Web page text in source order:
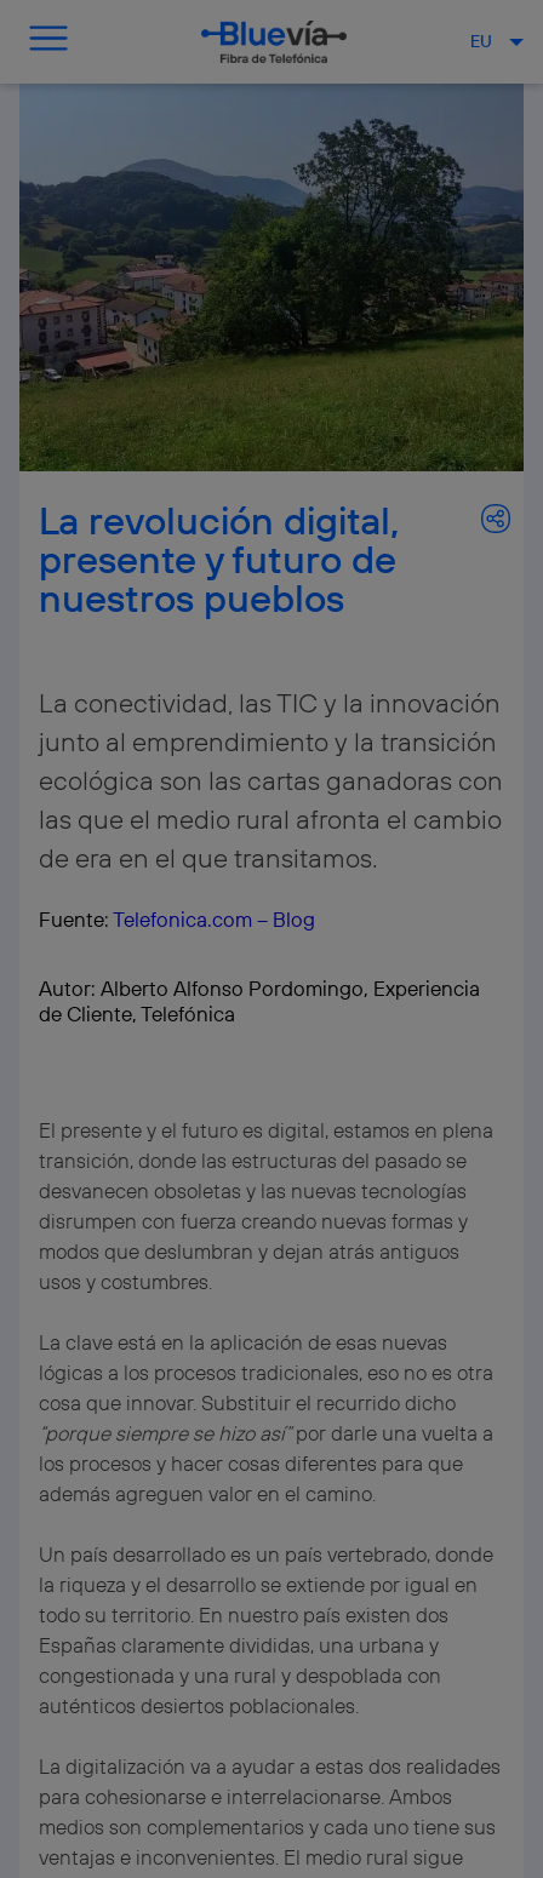
EU
La revolución digital,
presente y futuro de
nuestros pueblos
La conectividad, las TIC y la innovación
junto al emprendimiento y la transición
ecológica son las cartas ganadoras con
las que el medio rural afronta el cambio
de era en el que transitamos.
Fuente:Telefonica.com – Blog
Autor: Alberto Alfonso Pordomingo, Experiencia
de Cliente, Telefónica
El presente y el futuro es digital, estamos en plena
transición, donde las estructuras del pasado se
desvanecen obsoletas y las nuevas tecnologías
disrumpen con fuerza creando nuevas formas y
modos que deslumbran y dejan atrás antiguos
usos y costumbres.
La clave está en la aplicación de esas nuevas
lógicas a los procesos tradicionales, eso no es otra
cosa que innovar. Substituir el recurrido dicho
“porque siempre se hizo así”por darle una vuelta a
los procesos y hacer cosas diferentes para que
además agreguen valor en el camino.
Un país desarrollado es un país vertebrado, donde
la riqueza y el desarrollo se extiende por igual en
todo su territorio. En nuestro país existen dos
Españas claramente divididas, una urbana y
congestionada y una rural y despoblada con
auténticos desiertos poblacionales.
La digitalización va a ayudar a estas dos realidades
para cohesionarse e interrelacionarse. Ambos
medios son complementarios y cada uno tiene sus
ventajas e inconvenientes. El medio rural sigue